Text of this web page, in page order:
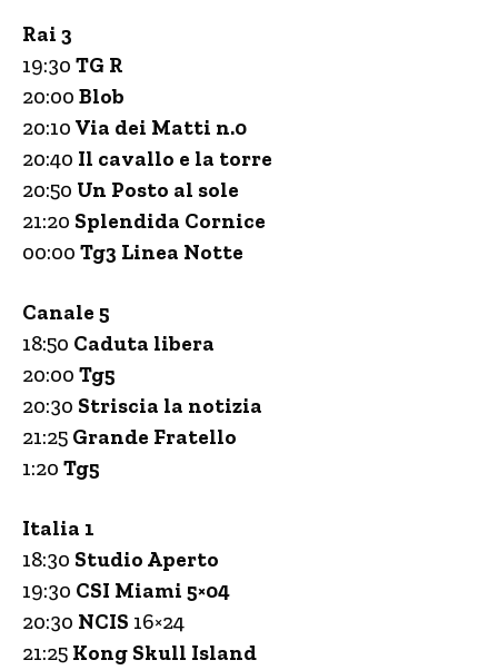
Rai 3
19:30 TG R
20:00 Blob
20:10 Via dei Matti n.0
20:40 Il cavallo e la torre
20:50 Un Posto al sole
21:20 Splendida Cornice
00:00 Tg3 Linea Notte
Canale 5
18:50 Caduta libera
20:00 Tg5
20:30 Striscia la notizia
21:25 Grande Fratello
1:20 Tg5
Italia 1
18:30 Studio Aperto
19:30 CSI Miami 5×04
20:30 NCIS 16×24
21:25 Kong Skull Island